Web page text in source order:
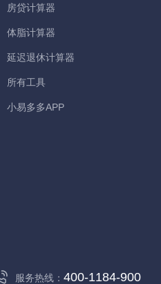
房贷计算器
体脂计算器
延迟退休计算器
所有工具
小易多多APP
服务热线： 400-1184-900